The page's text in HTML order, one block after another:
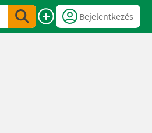
Bejelentkezés